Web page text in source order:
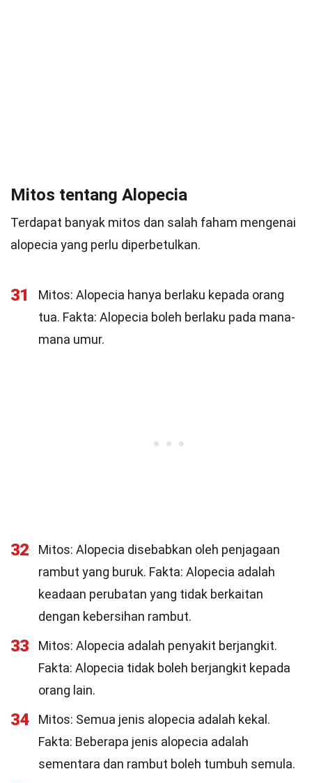
Mitos tentang Alopecia
Terdapat banyak mitos dan salah faham mengenai
alopecia yang perlu diperbetulkan.
31
Mitos: Alopecia hanya berlaku kepada orang
tua. Fakta: Alopecia boleh berlaku pada mana-
mana umur.
32
Mitos: Alopecia disebabkan oleh penjagaan
rambut yang buruk. Fakta: Alopecia adalah
keadaan perubatan yang tidak berkaitan
dengan kebersihan rambut.
33
Mitos: Alopecia adalah penyakit berjangkit.
Fakta: Alopecia tidak boleh berjangkit kepada
orang lain.
34
Mitos: Semua jenis alopecia adalah kekal.
Fakta: Beberapa jenis alopecia adalah
sementara dan rambut boleh tumbuh semula.